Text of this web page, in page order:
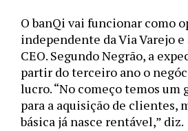
O banQi vai funcionar como
independente da Via Varejo e
CEO. Segundo Negrão, a
partir do terceiro ano o
lucro. “No começo temos
para a aquisição de clientes,
básica já nasce rentável,” diz.